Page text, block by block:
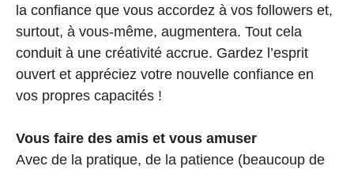
la confiance que vous accordez à vos followers et,
surtout, à vous-même, augmentera. Tout cela
conduit à une créativité accrue. Gardez l’esprit
ouvert et appréciez votre nouvelle confiance en
vos propres capacités !
Vous faire des amis et vous amuser
Avec de la pratique, de la patience (beaucoup de